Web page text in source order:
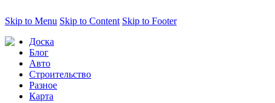
Skip to Menu Skip to Content Skip to Footer
Доска
Блог
Авто
Строительство
Разное
Карта